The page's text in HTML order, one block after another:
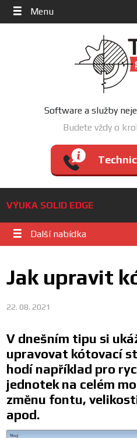
Menu
Software a služby
Budete vždy o
VÝUKA SOLID EDGE
Další nabídka
Jak upravit
22. 08. 2021
V dnešním tipu si
upravovat kótovací
hodí například pro
jednotek na celém
změnu fontu,
apod.